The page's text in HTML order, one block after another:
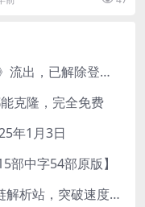
...
麻豆新作《日不落帝国奇欲记》流出，已解除登录验证！
克隆，完全免费
年1月3日
部中字54部原版】
公益解析，最稳定的“度盘”直链解析站，突破速度限制